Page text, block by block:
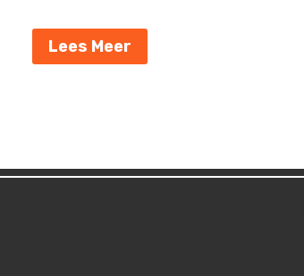
Lees Meer